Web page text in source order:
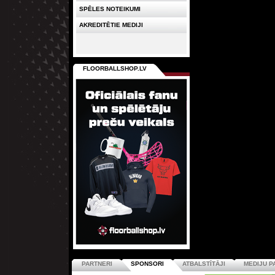
SPĒLES NOTEIKUMI
AKREDITĒTIE MEDIJI
FLOORBALLSHOP.LV
PARTNERI SPONSORI ATBALSTĪTĀJI MEDIJU